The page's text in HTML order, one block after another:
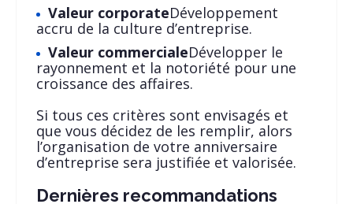
Valeur corporateDéveloppement
accru de la culture d’entreprise.
Valeur commercialeDévelopper le
rayonnement et la notoriété pour une
croissance des affaires.
Si tous ces critères sont envisagés et
que vous décidez de les remplir, alors
l’organisation de votre anniversaire
d’entreprise sera justifiée et valorisée.
Dernières recommandations